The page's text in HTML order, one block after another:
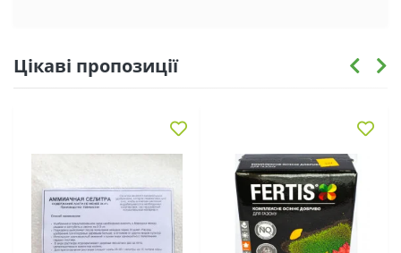
Цікаві пропозиції